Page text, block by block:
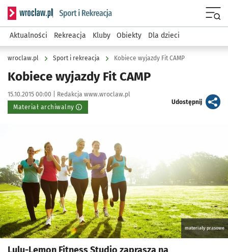
Serwis informacyjny wroclaw.pl podserwis: Sport i rekreacja
Aktualności Rekreacja Kluby Obiekty Dla dzieci
wroclaw.pl Sport i rekreacja Kobiece wyjazdy Fit CAMP
Kobiece wyjazdy Fit CAMP
Data publikacji:
15.10.2015 00:00 | Autor:
Redakcja www.wroclaw.pl
Materiał archiwalny
Udostępnijartykuł
materiały prasowe